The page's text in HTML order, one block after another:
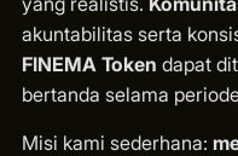
akuntabilitas serta
FINEMA Token dapat
bertanda selama
Misi kami sederhana: